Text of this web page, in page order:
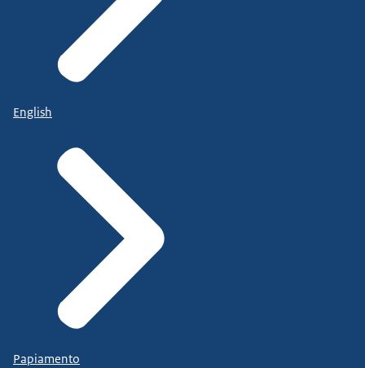
English
Papiamento